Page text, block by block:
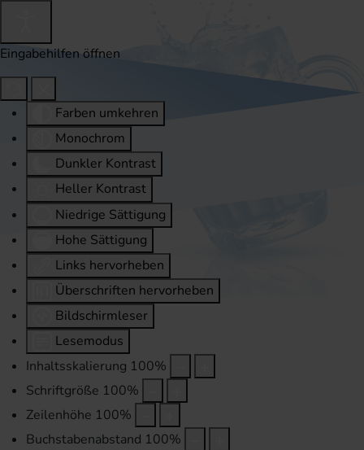
Eingabehilfen öffnen
Farben umkehren
Monochrom
Dunkler Kontrast
Heller Kontrast
Niedrige Sättigung
Hohe Sättigung
Links hervorheben
Überschriften hervorheben
Bildschirmleser
Lesemodus
Inhaltsskalierung 100%
Schriftgröße 100%
Zeilenhöhe 100%
Buchstabenabstand 100%